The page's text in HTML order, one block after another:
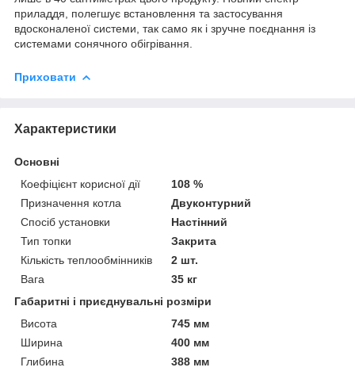
приладдя, полегшує встановлення та застосування
вдосконаленої системи, так само як і зручне поєднання із
системами сонячного обігрівання.
Приховати
Характеристики
Основні
Коефіцієнт корисної дії
108 %
Призначення котла
Двуконтурний
Спосіб установки
Настінний
Тип топки
Закрита
Кількість теплообмінників
2 шт.
Вага
35 кг
Габаритні і приєднувальні розміри
Висота
745 мм
Ширина
400 мм
Глибина
388 мм